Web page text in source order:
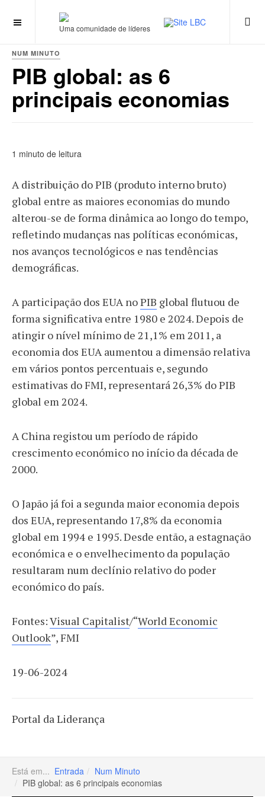
Uma comunidade de líderes
NUM MINUTO
PIB global: as 6
principais economias
1 minuto de leitura
A distribuição do PIB (produto interno bruto)
global entre as maiores economias do mundo
alterou-se de forma dinâmica ao longo do tempo,
refletindo mudanças nas políticas económicas,
nos avanços tecnológicos e nas tendências
demográficas.
A participação dos EUA noPIB global flutuou de
forma significativa entre 1980 e 2024. Depois de
atingir o nível mínimo de 21,1% em 2011, a
economia dos EUA aumentou a dimensão relativa
em vários pontos percentuais e, segundo
estimativas do FMI, representará 26,3% do PIB
global em 2024.
A China registou um período de rápido
crescimento económico no início da década de
2000.
O Japão já foi a segunda maior economia depois
dos EUA, representando 17,8% da economia
global em 1994 e 1995. Desde então, a estagnação
económica e o envelhecimento da população
resultaram num declínio relativo do poder
económico do país.
Fontes:Visual Capitalist/“World Economic
Outlook”, FMI
19-06-2024
Portal da Liderança
Está em... Entrada
Num Minuto
PIB global: as 6 principais economias